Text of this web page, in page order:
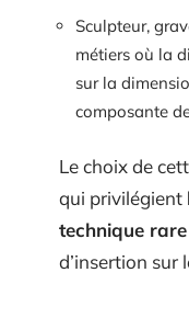
Sculpteur,
métiers où la
sur la
composante
Le choix de
qui privilégient
technique rare
d’insertion sur